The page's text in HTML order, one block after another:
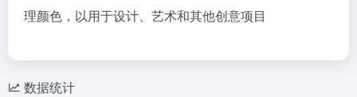
理颜色，以用于设计、艺术和其他创意项目
数据统计